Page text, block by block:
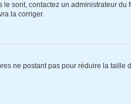
sont, contactez un administrateur du
la corriger.
ne postant pas pour réduire la taille